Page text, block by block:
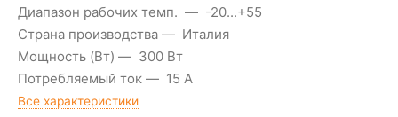
Диапазон рабочих темп.
-20...+55
Страна производства
Италия
Мощность (Вт)
300 Вт
Потребляемый ток
15 А
Все характеристики